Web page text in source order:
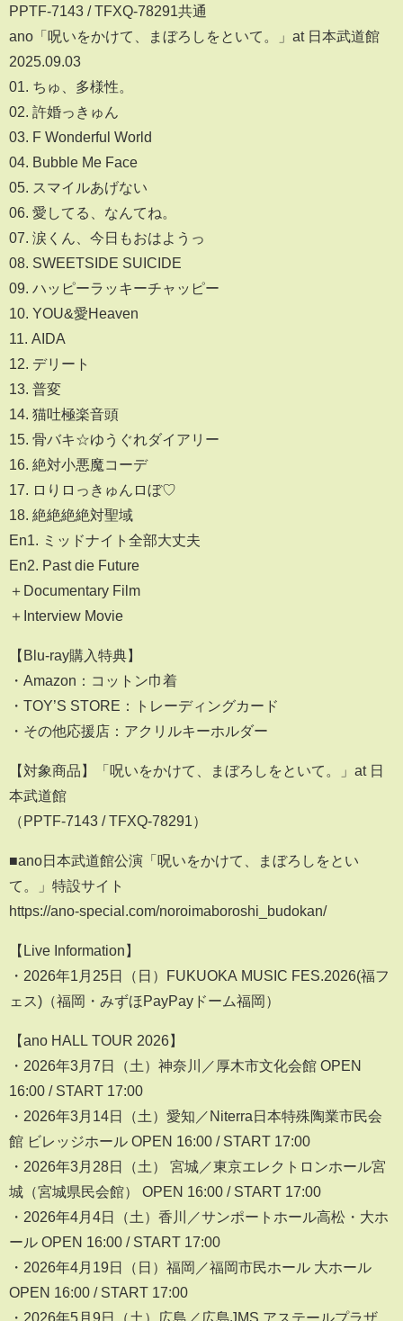
PPTF-7143 / TFXQ-78291共通
ano「呪いをかけて、まぼろしをといて。」at 日本武道館
2025.09.03
01. ちゅ、多様性。
02. 許婚っきゅん
03. F Wonderful World
04. Bubble Me Face
05. スマイルあげない
06. 愛してる、なんてね。
07. 涙くん、今日もおはようっ
08. SWEETSIDE SUICIDE
09. ハッピーラッキーチャッピー
10. YOU&愛Heaven
11. AIDA
12. デリート
13. 普変
14. 猫吐極楽音頭
15. 骨バキ☆ゆうぐれダイアリー
16. 絶対小悪魔コーデ
17. ロりロっきゅんロぼ♡
18. 絶絶絶絶対聖域
En1. ミッドナイト全部大丈夫
En2. Past die Future
＋Documentary Film
＋Interview Movie
【Blu-ray購入特典】
・Amazon：コットン巾着
・TOY’S STORE：トレーディングカード
・その他応援店：アクリルキーホルダー
【対象商品】「呪いをかけて、まぼろしをといて。」at 日
本武道館
（PPTF-7143 / TFXQ-78291）
■ano日本武道館公演「呪いをかけて、まぼろしをとい
て。」特設サイト
https://ano-special.com/noroimaboroshi_budokan/
【Live Information】
・2026年1月25日（日）FUKUOKA MUSIC FES.2026(福フ
ェス)（福岡・みずほPayPayドーム福岡）
【ano HALL TOUR 2026】
・2026年3月7日（土）神奈川／厚木市文化会館 OPEN
16:00 / START 17:00
・2026年3月14日（土）愛知／Niterra日本特殊陶業市民会
館 ビレッジホール OPEN 16:00 / START 17:00
・2026年3月28日（土） 宮城／東京エレクトロンホール宮
城（宮城県民会館） OPEN 16:00 / START 17:00
・2026年4月4日（土）香川／サンポートホール高松・大ホ
ール OPEN 16:00 / START 17:00
・2026年4月19日（日）福岡／福岡市民ホール 大ホール
OPEN 16:00 / START 17:00
・2026年5月9日（土）広島／広島JMS アステールプラザ